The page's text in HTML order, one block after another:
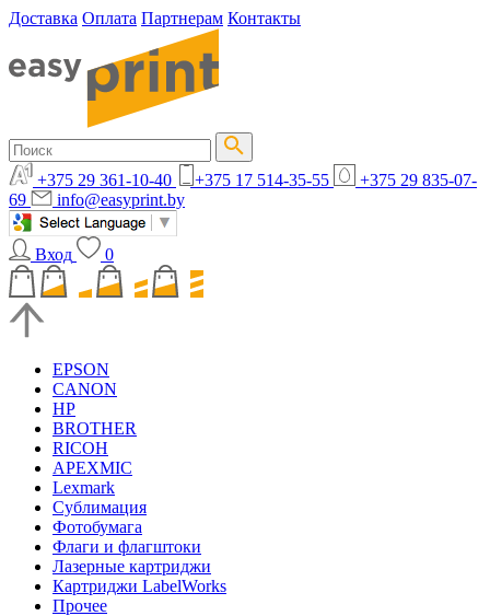
Доставка Оплата Партнерам Контакты
+375 29 361-10-40 +375 17 514-35-55
+375 29 835-07-
69
info@easyprint.by
Вход 0
EPSON
CANON
HP
BROTHER
RICOH
APEXMIC
Lexmark
Сублимация
Фотобумага
Флаги и флагштоки
Лазерные картриджи
Картриджи LabelWorks
Прочее